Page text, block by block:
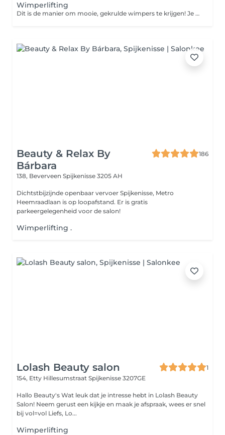
Wimperlifting
Dit is de manier om mooie, gekrulde wimpers te krijgen! Je hebt geen wimperkruller meer nodig, want dankzij deze behandeling blijven je wimpers 5 à 7 weken mooi gekruld.
Beauty & Relax By
Bárbara
186
138, Beverveen Spijkenisse 3205 AH
Dichtstbijzijnde openbaar vervoer Spijkenisse, Metro
Heemraadlaan is op loopafstand. Er is gratis
parkeergelegenheid voor de salon!
Wimperlifting .
Lolash Beauty salon
1
154, Etty Hillesumstraat Spijkenisse 3207GE
Hallo Beauty's Wat leuk dat je intresse hebt in Lolash Beauty
Salon! Neem gerust een kijkje en maak je afspraak, wees er snel
bij vol=vol Liefs, Lo...
Wimperlifting